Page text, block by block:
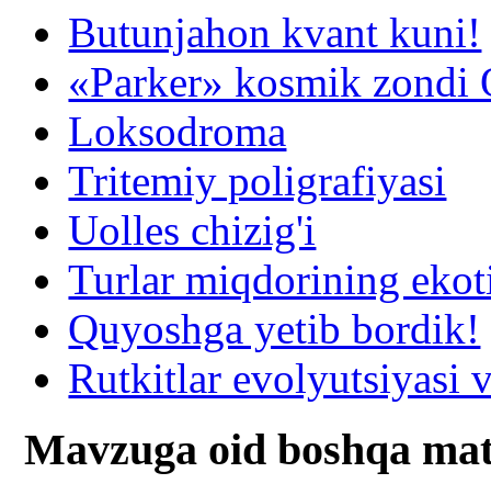
Butunjahon kvant kuni!
«Parker» kosmik
Loksodroma
Tritemiy poligrafiyasi
Uolles chizig'i
Turlar miqdorining
Quyoshga yetib bordik!
Rutkitlar evolyutsiyasi
Mavzuga oid boshqa